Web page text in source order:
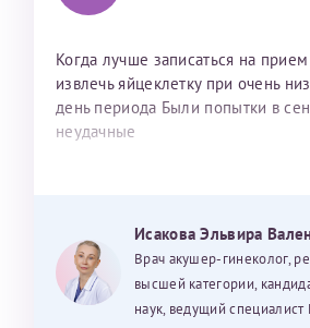
Когда лучше записаться на
извлечь яйцеклетку при очень
день периода Были попытки в
неудачные
Исакова Эльвира
Врач акушер-гинеколог,
высшей категории,
наук, ведущий